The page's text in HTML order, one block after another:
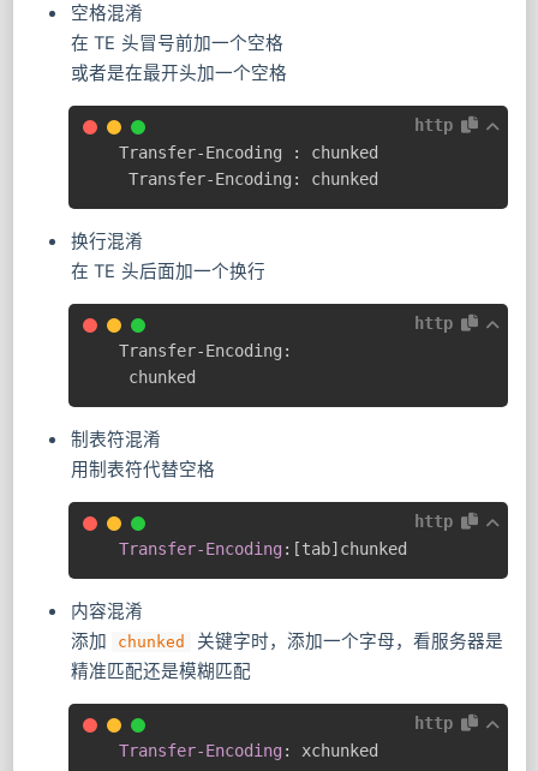
空格混淆
在 TE 头冒号前加一个空格
或者是在最开头加一个空格
http
Transfer-Encoding : chunked
Transfer-Encoding: chunked
换行混淆
在 TE 头后面加一个换行
http
Transfer-Encoding:
chunked
制表符混淆
用制表符代替空格
http
Transfer-Encoding : [tab]chunked
内容混淆
添加
chunked
关键字时，添加一个字母，看服务器是
精准匹配还是模糊匹配
http
Transfer-Encoding : xchunked